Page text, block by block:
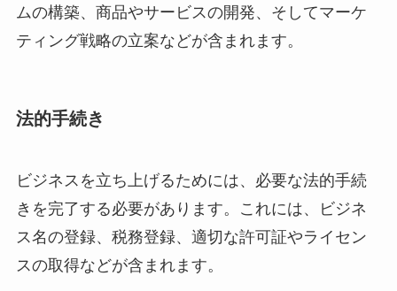
ムの構築、商品やサービスの開発、そしてマーケ
ティング戦略の立案などが含まれます。
法的手続き
ビジネスを立ち上げるためには、必要な法的手続
きを完了する必要があります。これには、ビジネ
ス名の登録、税務登録、適切な許可証やライセン
スの取得などが含まれます。